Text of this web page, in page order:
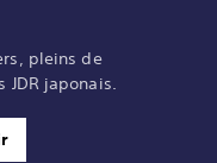
pleins de
JDR japonais.